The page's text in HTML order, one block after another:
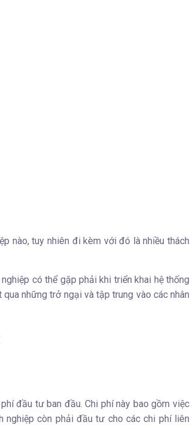
nào, tuy nhiên đi kèm với đó là nhiều thách
có thể gặp phải khi triển khai hệ thống
những trở ngại và tập trung vào các nhân
đầu tư ban đầu. Chi phí này bao gồm việc
nghiệp còn phải đầu tư cho các chi phí liên